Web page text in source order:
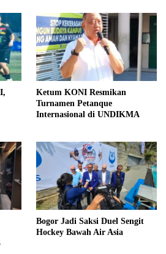
Ketum KONI Resmikan
Turnamen Petanque
Internasional di UNDIKMA
Bogor Jadi Saksi Duel Sengit
Hockey Bawah Air Asia